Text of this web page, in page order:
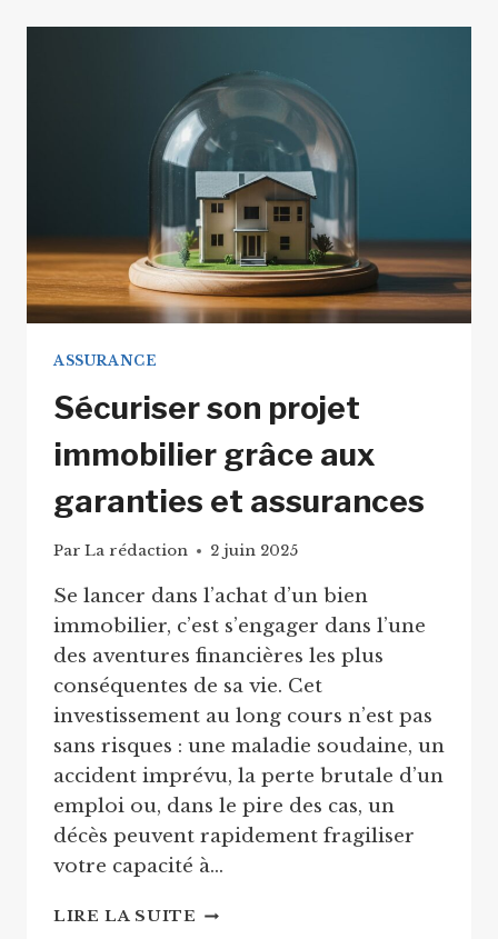
:
COMPRENDRE
POUR
PROTÉGER
SON
BIEN
IMMOBILIER
ASSURANCE
Sécuriser son projet
immobilier grâce aux
garanties et assurances
Par La rédaction 2 juin 2025
Se lancer dans l’achat d’un bien
immobilier, c’est s’engager dans l’une
des aventures financières les plus
conséquentes de sa vie. Cet
investissement au long cours n’est pas
sans risques : une maladie soudaine, un
accident imprévu, la perte brutale d’un
emploi ou, dans le pire des cas, un
décès peuvent rapidement fragiliser
votre capacité à…
LIRE LA SUITE SÉCURISER